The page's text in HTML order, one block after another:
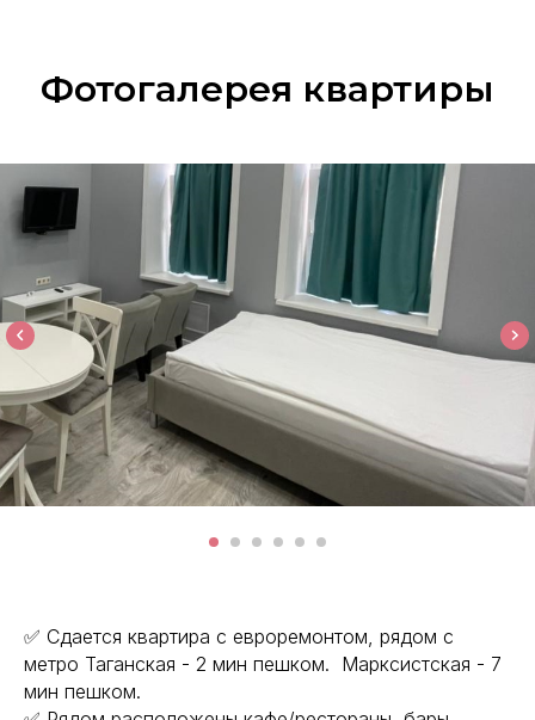
Фотогалерея квартиры
✅ Сдается квартира с евроремонтом, рядом с
метро Таганская - 2 мин пешком. Марксистская - 7
мин пешком.